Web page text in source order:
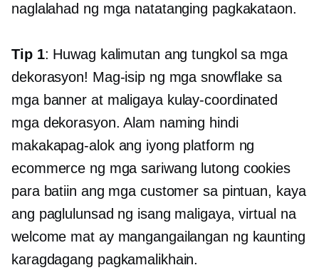
naglalahad ng mga natatanging pagkakataon.
Tip 1: Huwag kalimutan ang tungkol sa mga
dekorasyon! Mag-isip ng mga snowflake sa
mga banner at maligaya kulay-coordinated
mga dekorasyon. Alam naming hindi
makakapag-alok ang iyong platform ng
ecommerce ng mga sariwang lutong cookies
para batiin ang mga customer sa pintuan, kaya
ang paglulunsad ng isang maligaya, virtual na
welcome mat ay mangangailangan ng kaunting
karagdagang pagkamalikhain.